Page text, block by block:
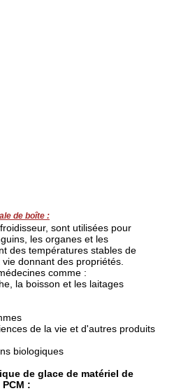
de boîte :
sont utilisées pour
les organes et les
des températures stables de
donnant des propriétés.
comme :
la boisson et les laitages
de la vie et d'autres produits
biologiques
de glace de matériel de
: